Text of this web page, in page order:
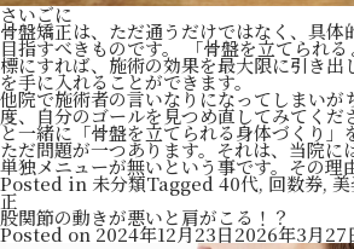
さいごに
骨盤矯正は、ただ通うだけではなく、具体
目指すべきものです。 「骨盤を立てられ
標にすれば、施術の効果を最大限に引き出
を手に入れることができます。
他院で施術者の言いなりになってしまいが
度、自分のゴールを見つめ直してみてくだ
と一緒に「骨盤を立てられる身体づくり」
ただ問題が一つあります。それは、当院に
単独メニューが無いという事です。その理
Posted in 未分類Tagged40代, 回数券,
正
股関節の動きが悪いと肩がこる！？
Posted on2024年12月23日2026年3月27